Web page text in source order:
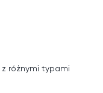
różnymi typami